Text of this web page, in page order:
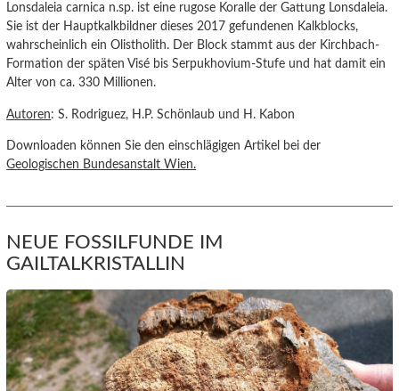
Lonsdaleia carnica n.sp. ist eine rugose Koralle der Gattung Lonsdaleia.
Sie ist der Hauptkalkbildner dieses 2017 gefundenen Kalkblocks,
wahrscheinlich ein Olistholith. Der Block stammt aus der Kirchbach-
Formation der späten Visé bis Serpukhovium-Stufe und hat damit ein
Alter von ca. 330 Millionen.
Autoren: S. Rodriguez, H.P. Schönlaub und H. Kabon
Downloaden können Sie den einschlägigen Artikel bei der
Geologischen Bundesanstalt Wien.
NEUE FOSSILFUNDE IM
GAILTALKRISTALLIN